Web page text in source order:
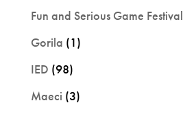
Fun and Serious Game Festival
Gorila (1)
IED (98)
Maeci (3)